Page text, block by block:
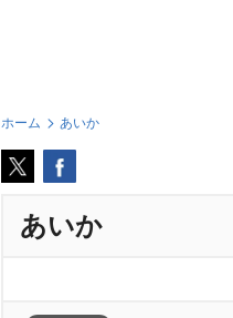
ホーム あいか
あいか